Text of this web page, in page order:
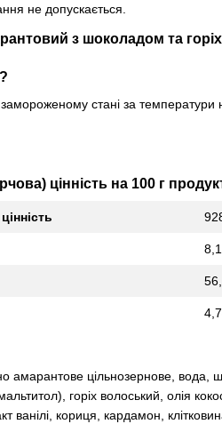
не допускається.
замороженому стані за
цінність на 100 г
амарантове цільнозернове, вода,
горіх волоський, олія
ванілі, кориця, кардамон,